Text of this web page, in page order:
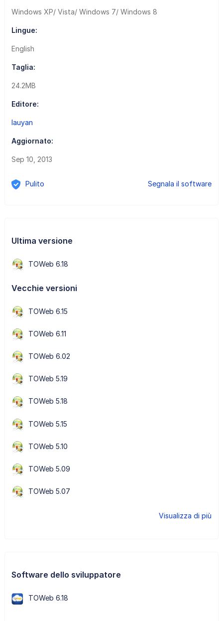
Windows XP/ Vista/ Windows 7/ Windows 8
Lingue:
English
Taglia:
24.2MB
Editore:
lauyan
Aggiornato:
Sep 10, 2013
Pulito Segnala il software
Ultima versione
TOWeb 6.18
Vecchie versioni
TOWeb 6.15
TOWeb 6.11
TOWeb 6.02
TOWeb 5.19
TOWeb 5.18
TOWeb 5.15
TOWeb 5.10
TOWeb 5.09
TOWeb 5.07
Visualizza di più
Software dello sviluppatore
TOWeb 6.18